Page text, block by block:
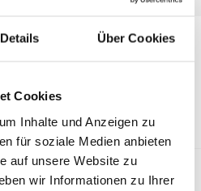
Details Über Cookies
Cookies
Inhalte und Anzeigen zu
für soziale Medien anbieten
auf unsere Website zu
wir Informationen zu Ihrer